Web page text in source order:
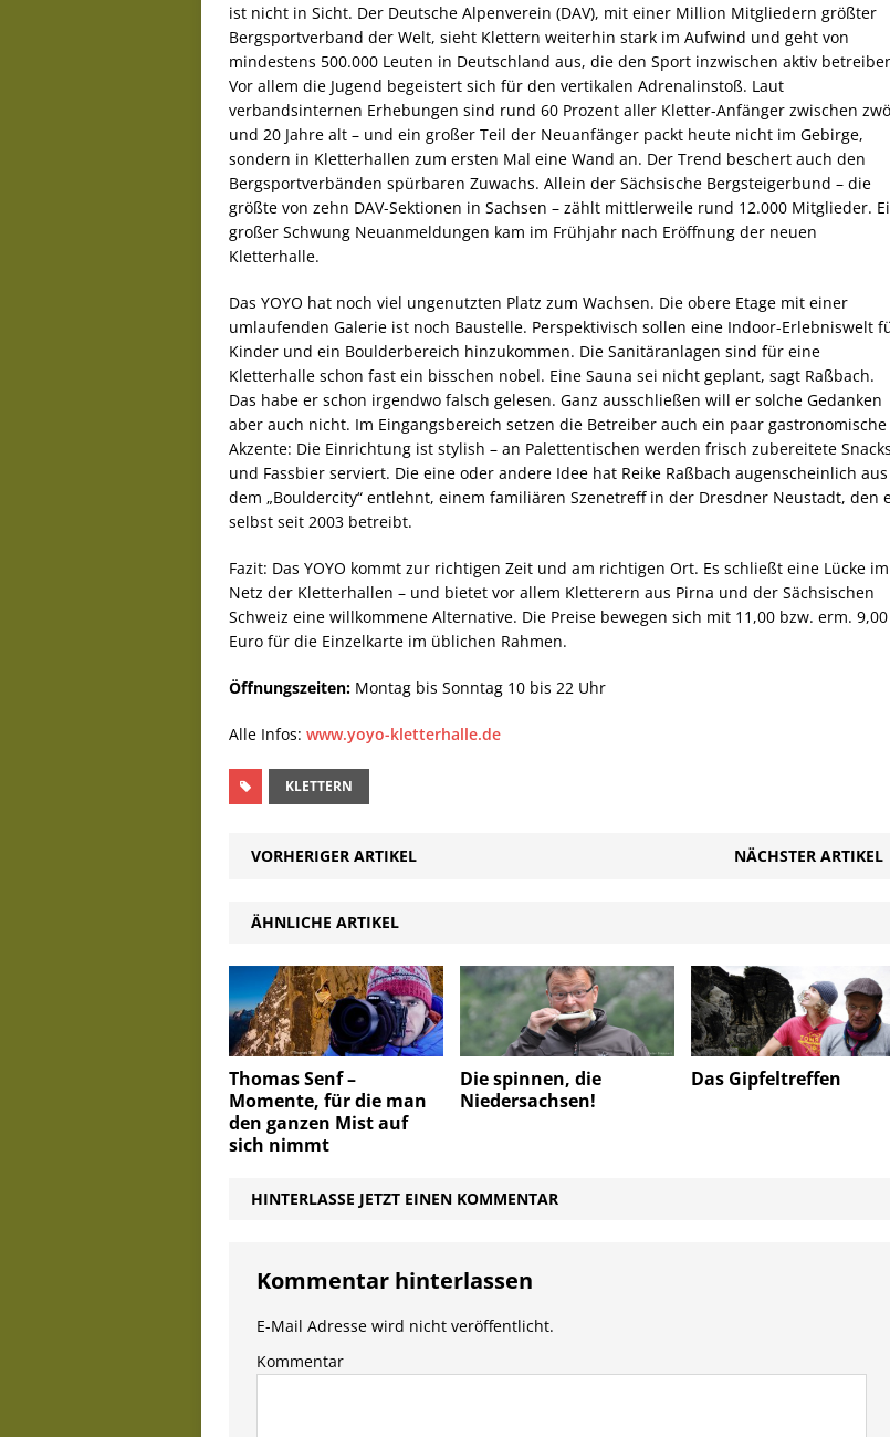
ist nicht in Sicht. Der Deutsche Alpenverein (DAV), mit einer Million Mitgliedern größter
Bergsportverband der Welt, sieht Klettern weiterhin stark im Aufwind und geht von
mindestens 500.000 Leuten in Deutschland aus, die den Sport inzwischen aktiv
Vor allem die Jugend begeistert sich für den vertikalen Adrenalinstoß. Laut
verbandsinternen Erhebungen sind rund 60 Prozent aller Kletter-Anfänger zwischen
und 20 Jahre alt – und ein großer Teil der Neuanfänger packt heute nicht im Gebirge,
sondern in Kletterhallen zum ersten Mal eine Wand an. Der Trend beschert auch den
Bergsportverbänden spürbaren Zuwachs. Allein der Sächsische Bergsteigerbund – die
größte von zehn DAV-Sektionen in Sachsen – zählt mittlerweile rund 12.000 Mitglieder.
großer Schwung Neuanmeldungen kam im Frühjahr nach Eröffnung der neuen
Kletterhalle.
Das YOYO hat noch viel ungenutzten Platz zum Wachsen. Die obere Etage mit einer
umlaufenden Galerie ist noch Baustelle. Perspektivisch sollen eine Indoor-Erlebniswelt
Kinder und ein Boulderbereich hinzukommen. Die Sanitäranlagen sind für eine
Kletterhalle schon fast ein bisschen nobel. Eine Sauna sei nicht geplant, sagt Raßbach.
Das habe er schon irgendwo falsch gelesen. Ganz ausschließen will er solche Gedanken
aber auch nicht. Im Eingangsbereich setzen die Betreiber auch ein paar gastronomische
Akzente: Die Einrichtung ist stylish – an Palettentischen werden frisch zubereitete Snacks
und Fassbier serviert. Die eine oder andere Idee hat Reike Raßbach augenscheinlich aus
dem „Bouldercity“ entlehnt, einem familiären Szenetreff in der Dresdner Neustadt, den
selbst seit 2003 betreibt.
Fazit: Das YOYO kommt zur richtigen Zeit und am richtigen Ort. Es schließt eine Lücke im
Netz der Kletterhallen – und bietet vor allem Kletterern aus Pirna und der Sächsischen
Schweiz eine willkommene Alternative. Die Preise bewegen sich mit 11,00 bzw. erm. 9,00
Euro für die Einzelkarte im üblichen Rahmen.
Öffnungszeiten: Montag bis Sonntag 10 bis 22 Uhr
Alle Infos: www.yoyo-kletterhalle.de
KLETTERN
VORHERIGER ARTIKEL NÄCHSTER ARTIKEL
ÄHNLICHE ARTIKEL
Thomas Senf –
Momente, für die man
den ganzen Mist auf
sich nimmt
Die spinnen, die
Niedersachsen!
Das Gipfeltreffen
HINTERLASSE JETZT EINEN KOMMENTAR
Kommentar hinterlassen
E-Mail Adresse wird nicht veröffentlicht.
Kommentar